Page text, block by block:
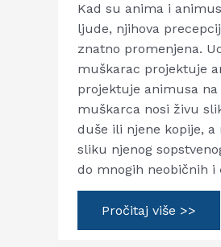
Kad su anima i
ljude, njihova
znatno promenjena.
muškarac projektuje
projektuje animusa
muškarca nosi živu
duše ili njene kopije,
sliku njenog
do mnogih neobičnih
Nevidljivi
partneri
u
Pročitaj više >>